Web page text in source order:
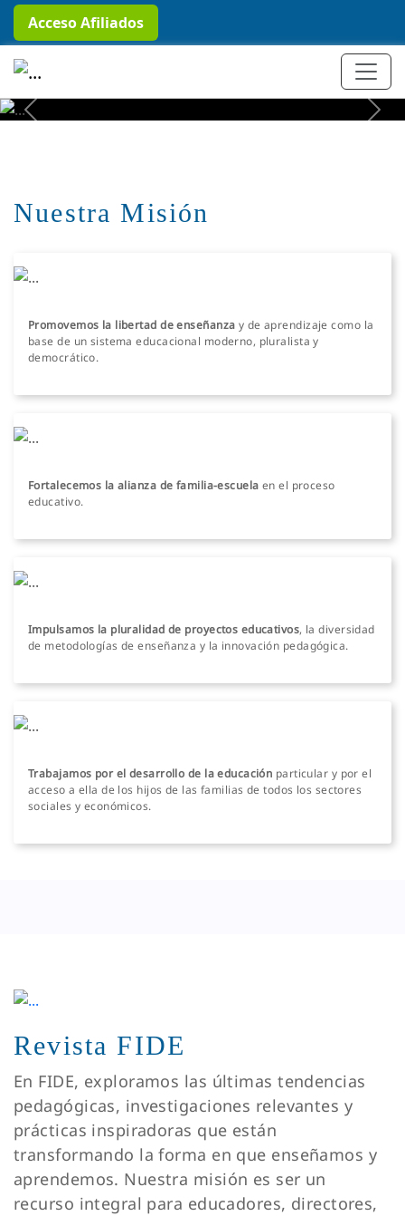
Acceso Afiliados
+ Conocer más
Previous Next
Nuestra Misión
Promovemos la libertad de enseñanza y de aprendizaje como la
base de un sistema educacional moderno, pluralista y
democrático.
Fortalecemos la alianza de familia-escuela en el proceso
educativo.
Impulsamos la pluralidad de proyectos educativos, la diversidad
de metodologías de enseñanza y la innovación pedagógica.
Trabajamos por el desarrollo de la educación particular y por el
acceso a ella de los hijos de las familias de todos los sectores
sociales y económicos.
Revista FIDE
En FIDE, exploramos las últimas tendencias
pedagógicas, investigaciones relevantes y
prácticas inspiradoras que están
transformando la forma en que enseñamos y
aprendemos. Nuestra misión es ser un
recurso integral para educadores, directores,